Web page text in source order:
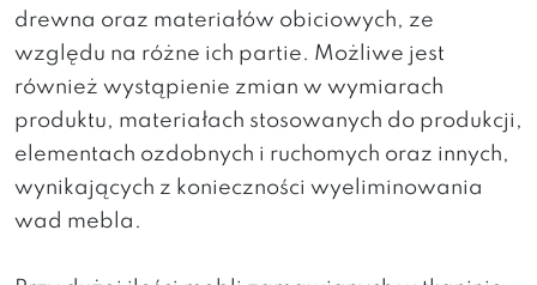
drewna oraz materiałów obiciowych, ze
względu na różne ich partie. Możliwe jest
również wystąpienie zmian w wymiarach
produktu, materiałach stosowanych do produkcji,
elementach ozdobnych i ruchomych oraz innych,
wynikających z konieczności wyeliminowania
wad mebla.